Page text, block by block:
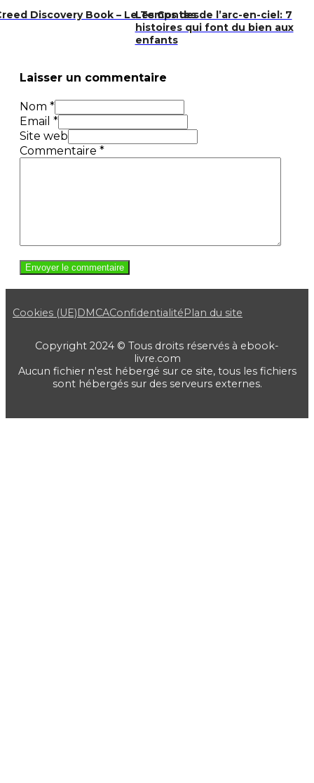
Discovery Book – Le Temps desLes Contes de l’arc-en-ciel: 7
histoires qui font du bien aux
enfants
Laisser un commentaire
Nom *
Email *
Site web
Commentaire *
Cookies (UE)DMCAConfidentialitéPlan du site
Copyright 2024 © Tous droits réservés à ebook-
livre.com
Aucun fichier n'est hébergé sur ce site, tous les fichiers
sont hébergés sur des serveurs externes.